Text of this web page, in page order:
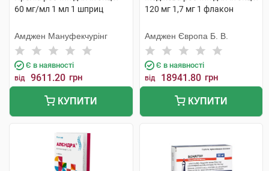
60 мг/мл 1 мл 1 шприц
Амджен Мануфекчурінг
Є в наявності
від 9611.20 грн
КУПИТИ
120 мг 1,7 мг 1 флакон
Амджен Європа Б. В.
Є в наявності
від 18941.80 грн
КУПИТИ